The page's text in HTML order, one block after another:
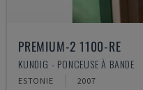
PREMIUM-2 1100-RE
KUNDIG - PONCEUSE À BANDE
ESTONIE 2007